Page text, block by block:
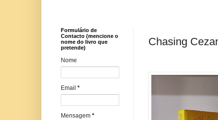
Chasing
Formulário de
Contacto (mencione o
nome do livro que
pretende)
Nome
Email *
Mensagem *